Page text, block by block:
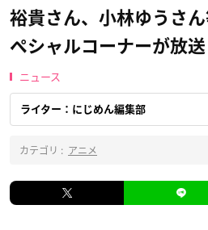
裕貴さん、小林ゆうさ
ペシャルコーナーが放送
ニュース
ライター：にじめん編集部
カテゴリ : アニメ